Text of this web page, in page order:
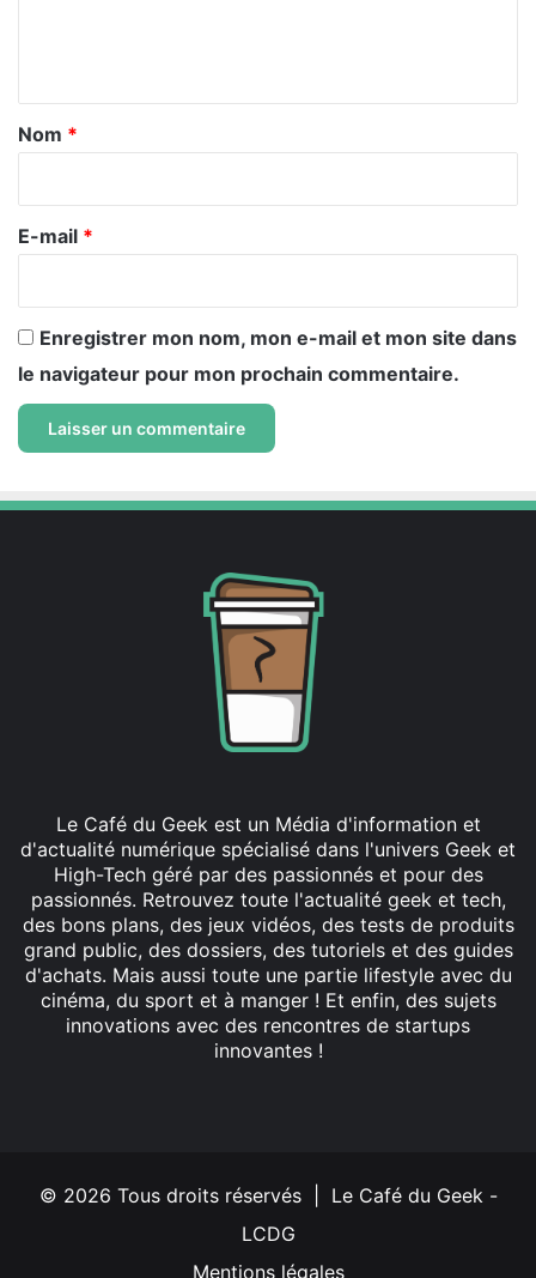
a
e
Nom *
E-mail *
Enregistrer mon nom, mon e-mail et mon site dans
le navigateur pour mon prochain commentaire.
Le Café du Geek est un Média d'information et
d'actualité numérique spécialisé dans l'univers Geek et
High-Tech géré par des passionnés et pour des
passionnés. Retrouvez toute l'actualité geek et tech,
des bons plans, des jeux vidéos, des tests de produits
grand public, des dossiers, des tutoriels et des guides
d'achats. Mais aussi toute une partie lifestyle avec du
cinéma, du sport et à manger ! Et enfin, des sujets
innovations avec des rencontres de startups
innovantes !
© 2026 Tous droits réservés | Le Café du Geek -
LCDG
Mentions légales